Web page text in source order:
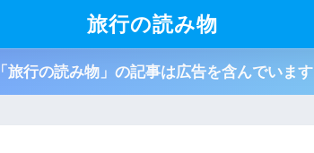
旅行の読み物
「旅行の読み物」の記事は広告を含んでいます